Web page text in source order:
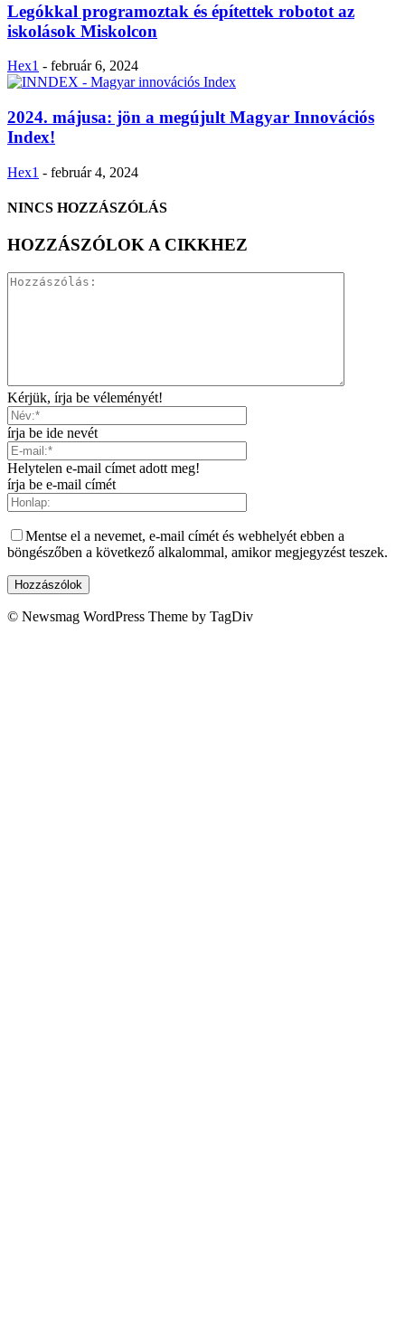
Legókkal programoztak és építettek robotot az
iskolások Miskolcon
Hex1 - február 6, 2024
2024. májusa: jön a megújult Magyar Innovációs
Index!
Hex1 - február 4, 2024
NINCS HOZZÁSZÓLÁS
HOZZÁSZÓLOK A CIKKHEZ
Kérjük, írja be véleményét!
írja be ide nevét
Helytelen e-mail címet adott meg!
írja be e-mail címét
Mentse el a nevemet, e-mail címét és webhelyét ebben a
böngészőben a következő alkalommal, amikor megjegyzést teszek.
© Newsmag WordPress Theme by TagDiv